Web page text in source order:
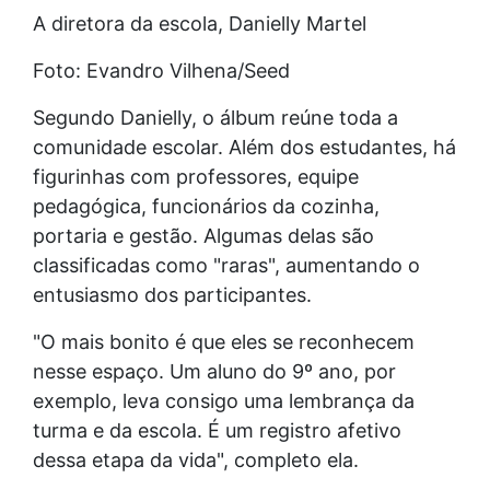
A diretora da escola, Danielly Martel
Foto: Evandro Vilhena/Seed
Segundo Danielly, o álbum reúne toda a
comunidade escolar. Além dos estudantes, há
figurinhas com professores, equipe
pedagógica, funcionários da cozinha,
portaria e gestão. Algumas delas são
classificadas como "raras", aumentando o
entusiasmo dos participantes.
"O mais bonito é que eles se reconhecem
nesse espaço. Um aluno do 9º ano, por
exemplo, leva consigo uma lembrança da
turma e da escola. É um registro afetivo
dessa etapa da vida", completo ela.